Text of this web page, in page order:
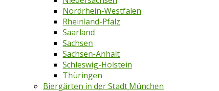
Nordrhein-Westfalen
Rheinland-Pfalz
Saarland
Sachsen
Sachsen-Anhalt
Schleswig-Holstein
Thüringen
Biergärten in der Stadt München